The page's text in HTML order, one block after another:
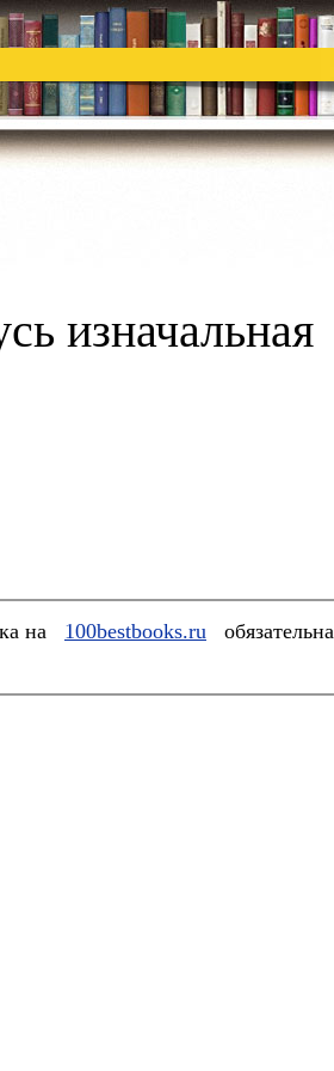
изначальная
на 100bestbooks.ru
обязательна